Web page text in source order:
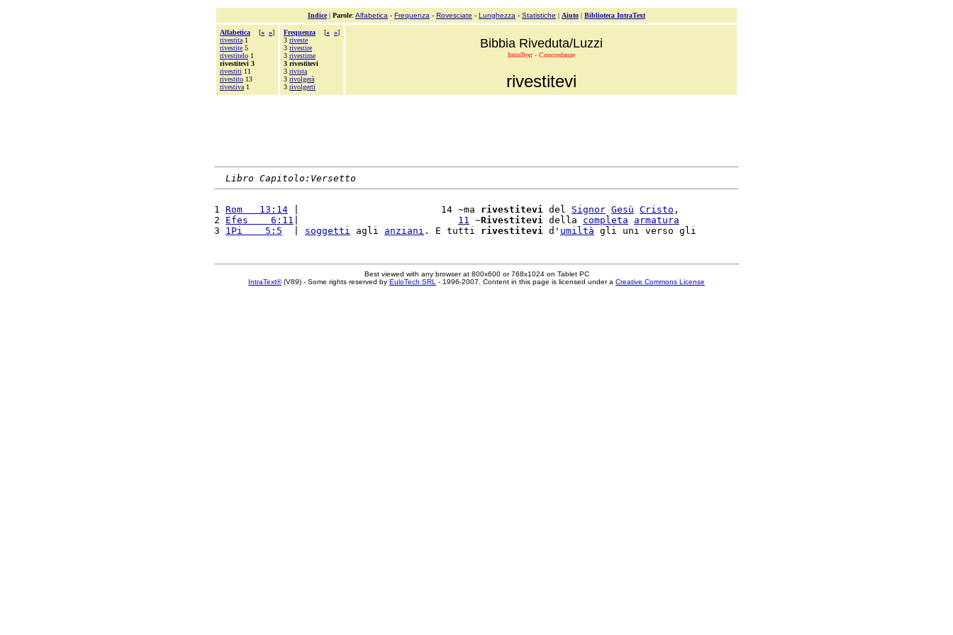
Indice| Parole: Alfabetica - Frequenza - Rovesciate - Lunghezza - Statistiche | Aiuto | Biblioteca IntraText
Alfabetica [« »]
rivestita 1
rivestite 5
rivestitelo 1
rivestitevi 3
rivestiti 11
rivestito 13
rivestiva 1
Frequenza [« »]
3 riveste
3 rivestire
3 rivestirne
3 rivestitevi
3 rivista
3 rivolgerà
3 rivolgerti
Bibbia Riveduta/Luzzi
IntraText - Concordanze
rivestitevi
Libro Capitolo:Versetto
1 Rom   13:14 |                         14 ~ma rivestitevi del Signor Gesù Cristo ,
2 Efes    6:11 11 ~Rivestitevi della completa
armatura
3 1Pi    5:5 soggetti agli anziani . E tutti rivestitevi d' umiltà
Best viewed with any browser at 800x600 or 768x1024 on Tablet PC
IntraText®(V89) - Some rights reserved by EuloTech SRL - 1996-2007. Content in this page is licensed under a Creative Commons License